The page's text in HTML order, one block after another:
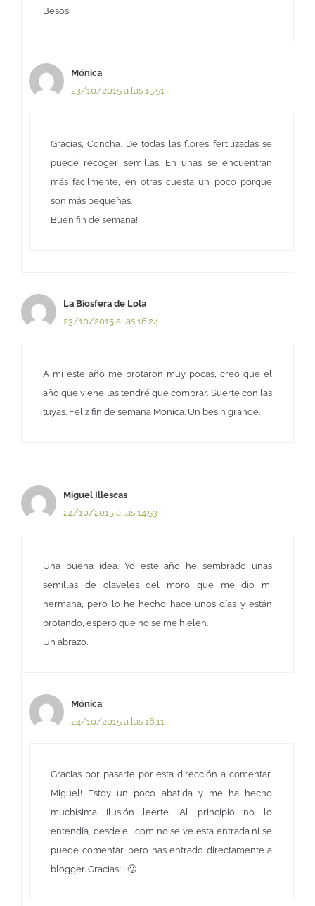
Besos
Mónica
23/10/2015 a las 15:51
Gracias, Concha. De todas las flores fertilizadas se
puede recoger semillas. En unas se encuentran
más facilmente, en otras cuesta un poco porque
son más pequeñas.
Buen fin de semana!
La Biosfera de Lola
23/10/2015 a las 16:24
A mi este año me brotaron muy pocas, creo que el
año que viene las tendré que comprar. Suerte con las
tuyas. Feliz fin de semana Monica. Un besin grande.
Miguel Illescas
24/10/2015 a las 14:53
Una buena idea. Yo este año he sembrado unas
semillas de claveles del moro que me dio mi
hermana, pero lo he hecho hace unos días y están
brotando, espero que no se me hielen.
Un abrazo.
Mónica
24/10/2015 a las 16:11
Gracias por pasarte por esta dirección a comentar,
Miguel! Estoy un poco abatida y me ha hecho
muchísima ilusión leerte. Al principio no lo
entendía, desde el .com no se ve esta entrada ni se
puede comentar, pero has entrado directamente a
blogger. Gracias!!! 🙂